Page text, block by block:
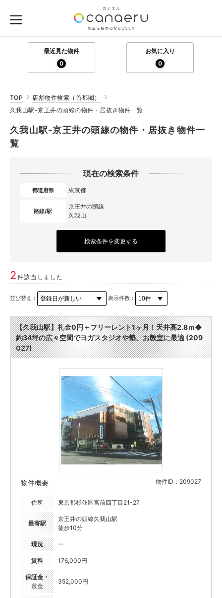
最近見た物件
0
お気に入り
0
TOP
店舗物件検索（首都圏）
久我山駅-京王井の頭線の物件・居抜き物件一覧
久我山駅-京王井の頭線の物件・居抜き物件一
覧
現在の検索条件
都道府県 東京都
路線/駅
京王井の頭線
久我山
検索条件を変更する
2件該当しました
並び替え： 表示件数：
【久我山駅】礼金0円＋フリーレント1ヶ月！天井高2.8ｍ◆
約34坪の広々空間でヨガスタジオや塾、お教室に最適 (209
027)
物件概要 物件ID：209027
住所 東京都杉並区宮前四丁目21-27
最寄駅
京王井の頭線久我山駅
徒歩10分
現況 ー
賃料 176,000円
保証金・
敷金
352,000円